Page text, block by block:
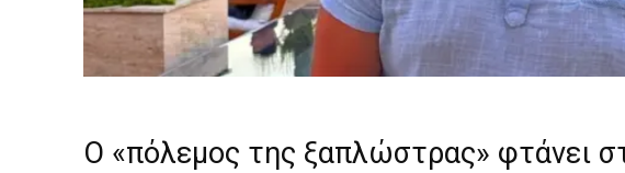
Ο «πόλεμος της ξαπλώστρας» φτάνει